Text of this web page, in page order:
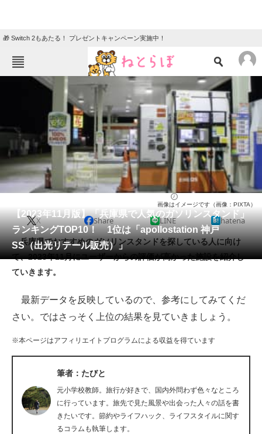
🎁 Switch 2もあたる！ プレゼントキャンペーン実施中！
ねとらぼメニュー
ニュース
クイズ
グルメ 地域
住まい 教育・育児
リサーチ
会員記事
メディア
注目記事を集めた総合ページ
スマホと通信の最新トレンド
進化するPCとデバイスの未来
ビジネスと働き方のヒント
AI活用のいまが分かる
【2023年11月版】「兵庫県で人気のガソリンスタンド」
ランキングTOP10！ 1位は「apollostation 神戸
SS（出光リテール販売）」
画像はイメージです（画像：PIXTA）
X Share LINE hatena
兵庫県でおすすめのガソリンスタンドを探している人に向け
て、2023年11月にユーザーからの評価が高かった施設を紹介し
ていきます。
最新データを反映しているので、参考にしてみてくだ
さい。ではさっそく上位の結果を見ていきましょう。
※本ページはアフィリエイトプログラムによる収益を得ています
筆者：たびと
元小学校教師。旅行が好きで、国内外問わず色々なところ
に行っています。旅先で見た風景や出会った人々の話を書
きたいです。節約やライフハック、ライフスタイルに関す
るコラムも執筆します。